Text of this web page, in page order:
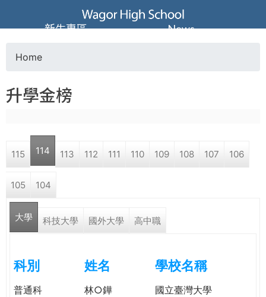
Jump to navigation
葳
格
高
學
o
a
r
e
e
Home
升學金榜
115 114 113 112 111 110 109 108 107 106
105 104
大學 科技大學 國外大學 高中職
科別 姓名 學校名稱
普通科 林○鏵
國立臺灣大學
新生專區 News